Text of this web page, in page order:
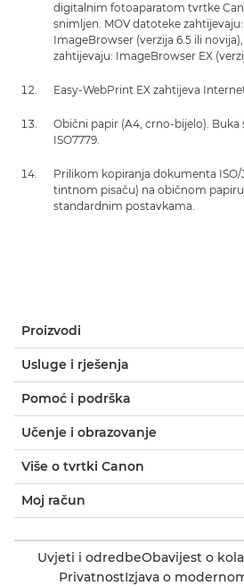
digitalnim fotoaparatom tvrtke
snimljen. MOV datoteke
ImageBrowser (verzija 6.5 ili
zahtijevaju: ImageBrowser EX
Easy-WebPrint EX zahtijeva
Obični papir (A4, crno-bijelo). Buka
ISO7779.
Prilikom kopiranja dokumenta ISO/
tintnom pisaču) na običnom
standardnim postavkama.
Proizvodi
Usluge i rješenja
Pomoć i podrška
Učenje i obrazovanje
Više o tvrtki Canon
Moj račun
Uvjeti i odredbeObavijest o
PrivatnostIzjava o